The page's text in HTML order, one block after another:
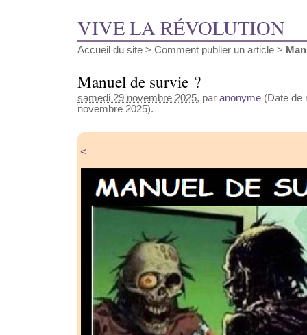
VIVE LA RÉVOLUTION
Accueil du site > Comment publier un article >
Manuel de survie ?
samedi 29 novembre 2025, par anonyme (Date de
novembre 2025).
<